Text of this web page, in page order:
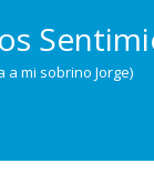
a mi sobrino Jorge)